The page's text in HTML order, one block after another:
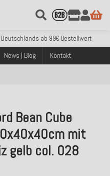
ab 99€ Bestellwert
Bestellungen
ab 99€ Bestellwert
Bestellungen
PayPal & Amazon Pay
ab 99€ Bestellwert
News | Blog Kontakt
Bean Cube
mit
gelb col. 028